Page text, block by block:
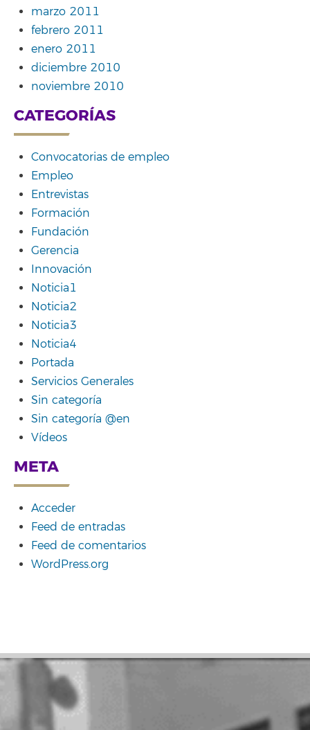
marzo 2011
febrero 2011
enero 2011
diciembre 2010
noviembre 2010
CATEGORÍAS
Convocatorias de empleo
Empleo
Entrevistas
Formación
Fundación
Gerencia
Innovación
Noticia1
Noticia2
Noticia3
Noticia4
Portada
Servicios Generales
Sin categoría
Sin categoría @en
Vídeos
META
Acceder
Feed de entradas
Feed de comentarios
WordPress.org